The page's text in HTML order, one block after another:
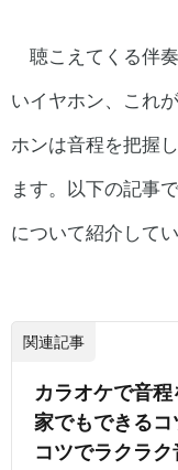
聴こえてくる伴
いイヤホン、これ
ホンは音程を把握
ます。以下の記事
について紹介してい
関連記事
カラオケで音
家でもできる
コツでラクラク